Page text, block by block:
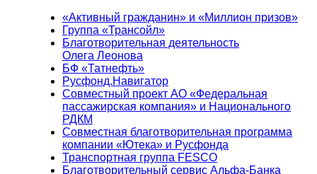
«Активный гражданин» и «Миллион призов»
Группа «Трансойл»
Благотворительная деятельность
Олега Леонова
БФ «Татнефть»
Русфонд.Навигатор
Совместный проект АО «Федеральная
пассажирская компания» и Национального
РДКМ
Совместная благотворительная программа
компании «Ютека» и Русфонда
Транспортная группа FESCO
Благотворительный сервис Альфа-Банка